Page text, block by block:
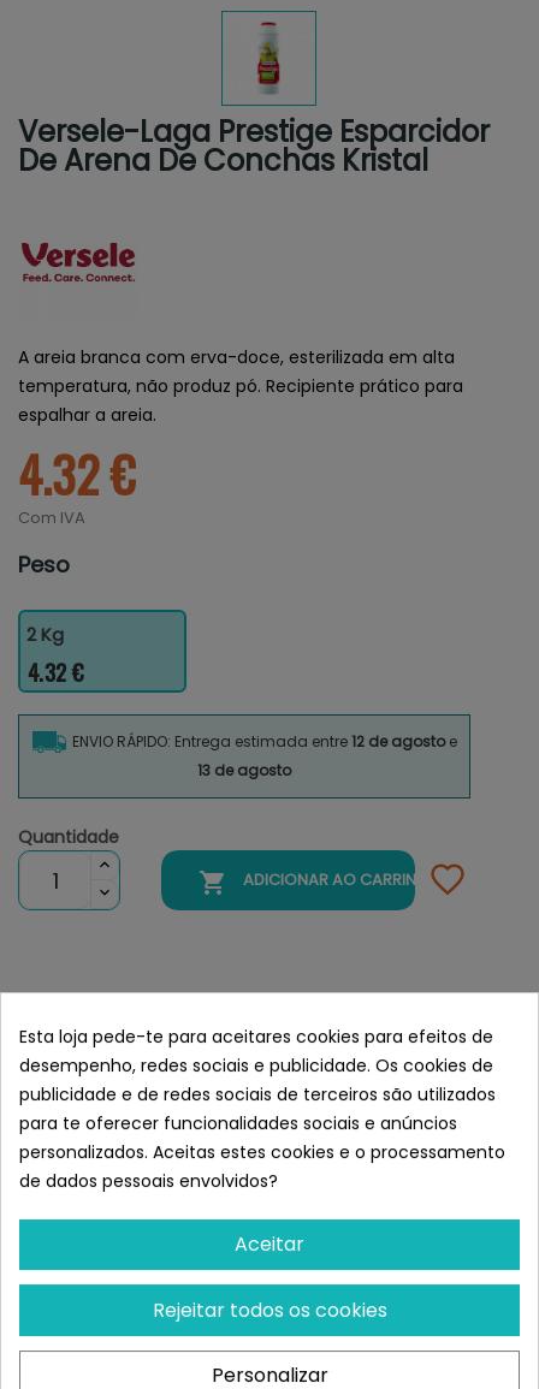
Versele-Laga Prestige Esparcidor
De Arena De Conchas Kristal
A areia branca com erva-doce, esterilizada em alta
temperatura, não produz pó. Recipiente prático para
espalhar a areia.
4.32 €
Com IVA
Peso
2 Kg
4.32 €
ENVIO RÁPIDO: Entrega estimada entre12 de agostoe
13 de agosto
Quantidade
 ADICIONAR AO CARRINHO
Prestige Esparcidor De Arena De
Conchas Kristal
Esta loja pede-te para aceitares cookies para efeitos de
desempenho, redes sociais e publicidade. Os cookies de
publicidade e de redes sociais de terceiros são utilizados
para te oferecer funcionalidades sociais e anúncios
personalizados. Aceitas estes cookies e o processamento
de dados pessoais envolvidos?
Aceitar
Rejeitar todos os cookies
Personalizar